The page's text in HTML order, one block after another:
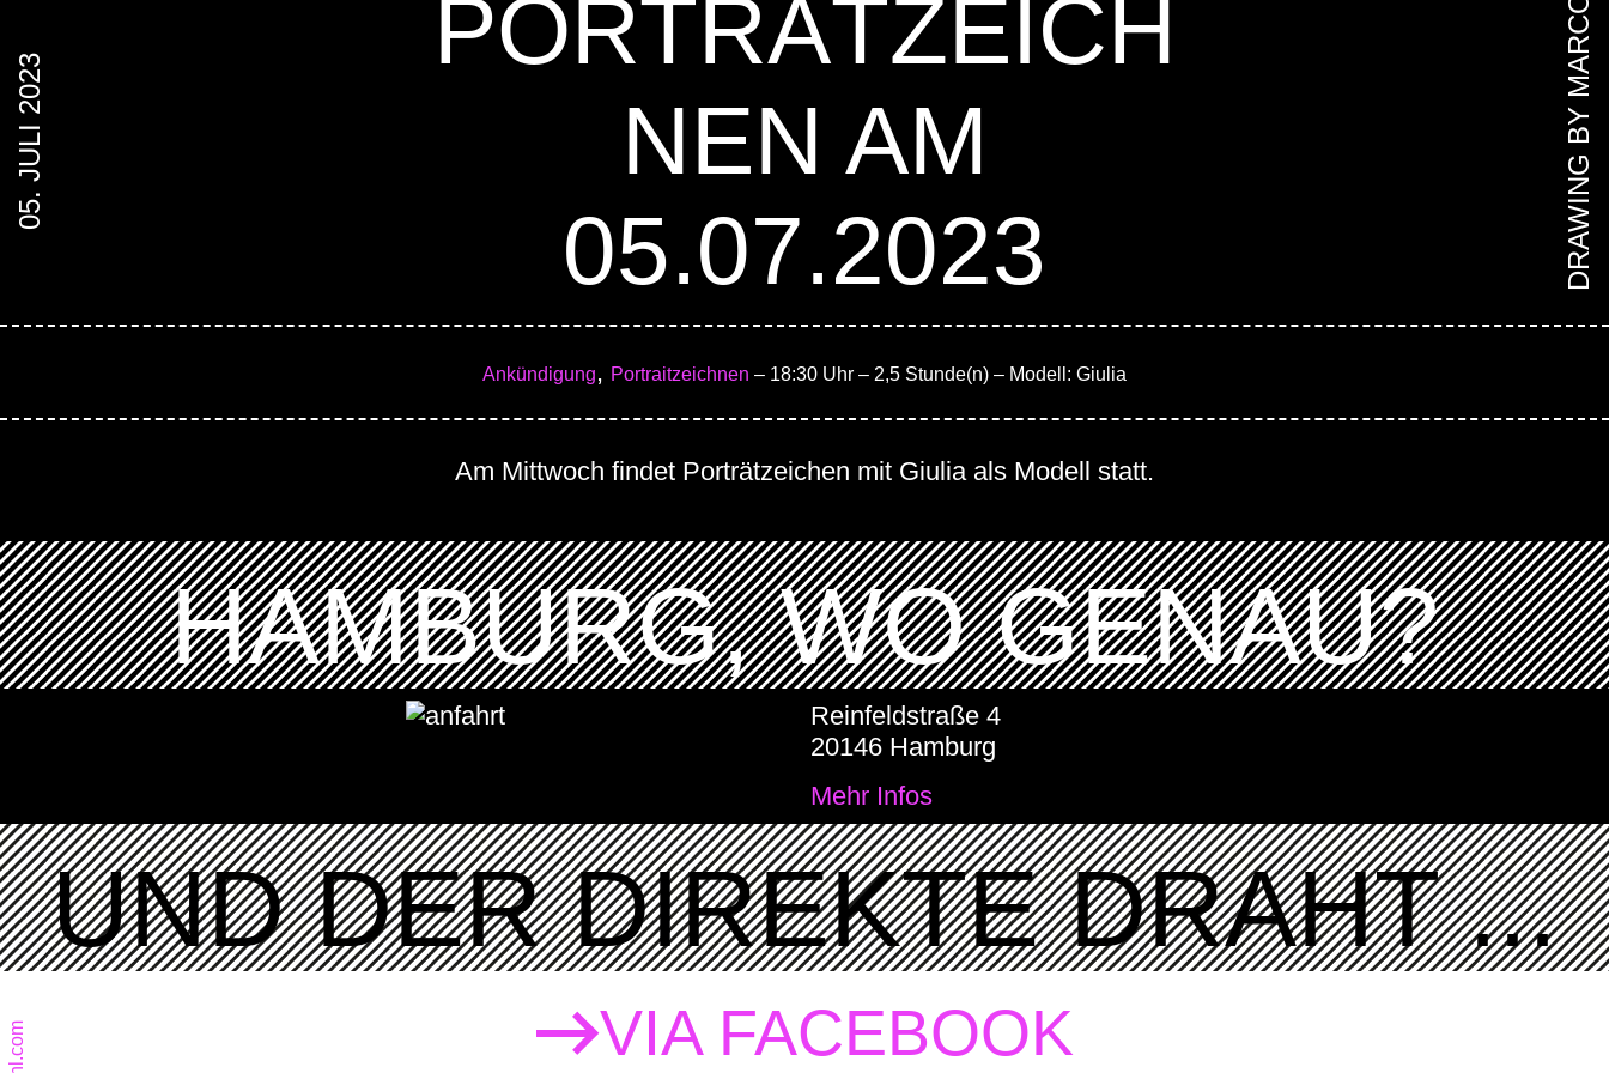
PORTRÄTZEICH
NEN AM
05.07.2023
05. JULI 2023 DRAWING BY MARCO
Ankündigung, Portraitzeichnen – 18:30 Uhr – 2,5 Stunde(n) – Modell: Giulia
Am Mittwoch findet Porträtzeichen mit Giulia als Modell statt.
HAMBURG, WO GENAU?
Reinfeldstraße 4
20146 Hamburg
Mehr Infos
UND DER DIREKTE DRAHT ...
VIA FACEBOOK